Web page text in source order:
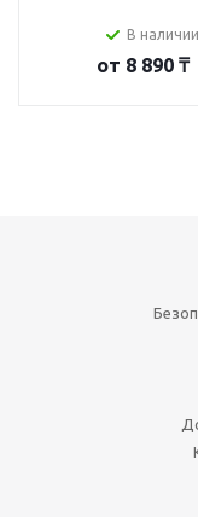
В наличии
от 8 890 ₸